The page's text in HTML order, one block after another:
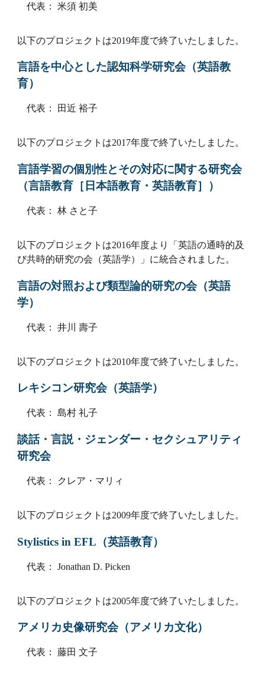
代表： 米須 初美
以下のプロジェクトは2019年度で終了いたしました。
言語を中心とした認知科学研究会（英語教
育）
代表： 田近 裕子
以下のプロジェクトは2017年度で終了いたしました。
言語学習の個別性とその対応に関する研究会
（言語教育［日本語教育・英語教育］）
代表： 林 さと子
以下のプロジェクトは2016年度より「英語の通時的及
び共時的研究の会（英語学）」に統合されました。
言語の対照および類型論的研究の会（英語
学）
代表： 井川 壽子
以下のプロジェクトは2010年度で終了いたしました。
レキシコン研究会（英語学）
代表： 島村 礼子
談話・言説・ジェンダー・セクシュアリティ
研究会
代表： クレア・マリィ
以下のプロジェクトは2009年度で終了いたしました。
Stylistics in EFL（英語教育）
代表： Jonathan D. Picken
以下のプロジェクトは2005年度で終了いたしました。
アメリカ史像研究会（アメリカ文化）
代表： 藤田 文子